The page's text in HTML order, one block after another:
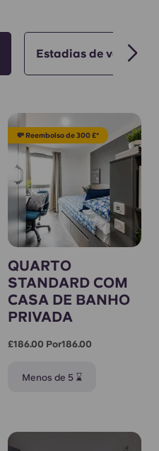
Estadias de verão 🌇
💸 Reembolso de 300 £*
QUARTO
STANDARD COM
CASA DE BANHO
PRIVADA
£186.00 Por186.00
Menos de 5 ⌛